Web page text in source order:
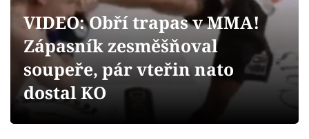
Videa
Sledujte prima+
VIDEO: Obří trapas v MMA!
Zápasník zesměšňoval
soupeře, pár vteřin nato
dostal KO